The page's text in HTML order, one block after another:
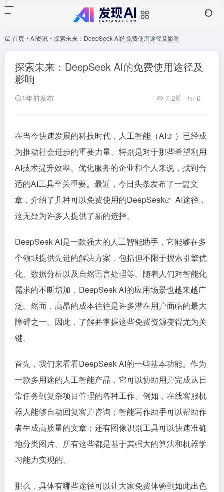
首页 • AI资讯 • 探索未来：DeepSeek AI的免费使用途径及影响
探索未来：DeepSeek AI的免费使用途径及
影响
1年前发布 7.2K 0
在当今快速发展的科技时代，人工智能（AI
）已经成
为推动社会进步的重要力量。特别是对于那些希望利用
AI技术提升效率、优化服务的企业和个人来说，找到合
适的AI工具至关重要。最近，今日头条发布了一篇文
章，介绍了几种可以免费使用的DeepSeek
AI途径，
这无疑为许多人提供了新的选择。
DeepSeek AI是一款强大的人工智能助手，它能够在多
个领域提供先进的解决方案，包括但不限于搜索引擎优
化、数据分析以及自然语言处理等。随着人们对智能化
需求的不断增加，DeepSeek AI的应用场景也越来越广
泛。然而，高昂的成本往往是许多潜在用户面临的最大
障碍之一。因此，了解并掌握这些免费资源变得尤为关
键。
首先，我们来看看DeepSeek AI的一些基本功能。作为
一款多用途的人工智能产品，它可以协助用户完成从日
常任务到复杂项目管理的各种工作。例如，在线客服机
器人能够自动回复客户咨询；智能写作助手可以帮助作
者生成高质量的文章；还有图像识别工具可以快速准确
地分类图片。所有这些都是基于其强大的算法和机器学
习能力实现的。
那么，具体有哪些途径可以让大家免费体验到如此出色